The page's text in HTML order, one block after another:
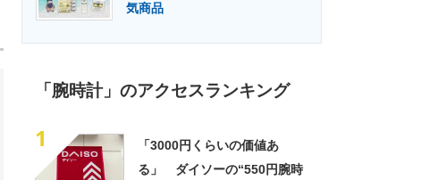
気商品
「腕時計」のアクセスランキング
1
「3000円くらいの価値あ
る」 ダイソーの“550円腕時